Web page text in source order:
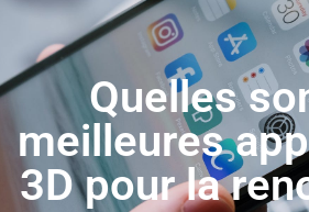
Quelles
meilleures
3D pour la